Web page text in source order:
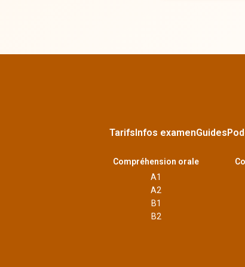
TarifsInfos examenGuides
Compréhension orale
A1
A2
B1
B2